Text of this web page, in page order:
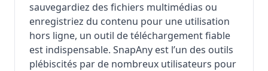
sauvegardiez des fichiers multimédias ou
enregistriez du contenu pour une utilisation
hors ligne, un outil de téléchargement fiable
est indispensable. SnapAny est l’un des outils
plébiscités par de nombreux utilisateurs pour